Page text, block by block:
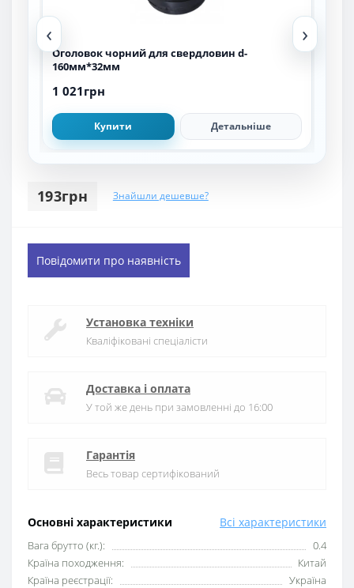
‹
Оголовок чорний для свердловин d-
160мм*32мм
1 021грн
Купити Детальніше
›
193грн Знайшли дешевше?
Основні характеристики Всі характеристики
Вага брутто (кг.):
0.4
Країна походження:
Китай
Країна реєстрації:
Україна
Повідомити про наявність
Установка техніки
Кваліфіковані спеціалісти
Доставка і оплата
У той же день при замовленні до 16:00
Гарантія
Весь товар сертифікований